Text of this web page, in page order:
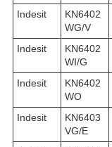
Indesit
KN6402
WG/V
Indesit
KN6402
WI/G
Indesit
KN6402
WO
Indesit
KN6403
VG/E